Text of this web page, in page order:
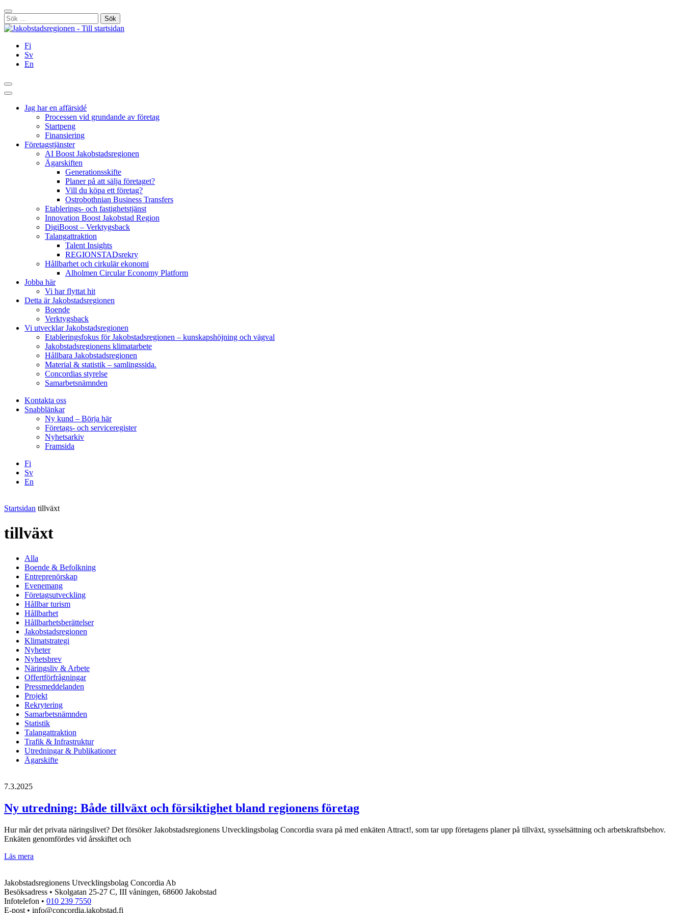
Hoppa
till
innehållet
Stäng
Sök
efter:
Fi
Sv
En
Sök
Huvudmeny
Jag har en affärsidé
Processen vid grundande av företag
Startpeng
Finansiering
Företagstjänster
AI Boost Jakobstadsregionen
Ägarskiften
Generationsskifte
Planer på att sälja företaget?
Vill du köpa ett företag?
Ostrobothnian Business Transfers
Etablerings- och fastighetstjänst
Innovation Boost Jakobstad Region
DigiBoost – Verktygsback
Talangattraktion
Talent Insights
REGIONSTADsrekry
Hållbarhet och cirkulär ekonomi
Alholmen Circular Economy Platform
Jobba här
Vi har flyttat hit
Detta är Jakobstadsregionen
Boende
Verktygsback
Vi utvecklar Jakobstadsregionen
Etableringsfokus för Jakobstadsregionen – kunskapshöjning och vägval
Jakobstadsregionens klimatarbete
Hållbara Jakobstadsregionen
Material & statistik – samlingssida.
Concordias styrelse
Samarbetsnämnden
Kontakta oss
Snabblänkar
Ny kund – Börja här
Företags- och serviceregister
Nyhetsarkiv
Framsida
Fi
Sv
En
Startsidan tillväxt
tillväxt
Alla
Boende & Befolkning
Entreprenörskap
Evenemang
Företagsutveckling
Hållbar turism
Hållbarhet
Hållbarhetsberättelser
Jakobstadsregionen
Klimatstrategi
Nyheter
Nyhetsbrev
Näringsliv & Arbete
Offertförfrågningar
Pressmeddelanden
Projekt
Rekrytering
Samarbetsnämnden
Statistik
Talangattraktion
Trafik & Infrastruktur
Utredningar & Publikationer
Ägarskifte
7.3.2025
Ny utredning: Både tillväxt och försiktighet bland regionens företag
Hur mår det privata näringslivet? Det försöker Jakobstadsregionens Utvecklingsbolag Concordia svara på med enkäten Attract!, som tar upp företagens planer på tillväxt, sysselsättning och arbetskraftsbehov.
Enkäten genomfördes vid årsskiftet och
Läs mera
tillväxt
och
försiktighet
bland
Jakobstadsregionens Utvecklingsbolag Concordia Ab
Besöksadress • Skolgatan 25-27 C, III våningen, 68600 Jakobstad
Infotelefon • 010 239 7550
E-post • info@concordia.jakobstad.fi